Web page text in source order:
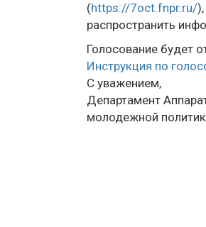
(https://7oct.fnpr.ru/
распространить
Голосование будет
Инструкция по
С уважением,
Департамент
молодежной